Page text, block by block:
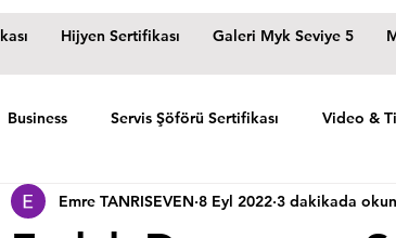
Hijyen Sertifikası Galeri Myk Seviye 5
Business Servis Şöförü Sertifikası Video &
Emre TANRISEVEN 8 Eyl 2022 3 dakikada